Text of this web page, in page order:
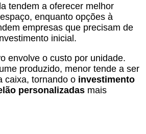
tendem a oferecer melhor
enquanto opções à
empresas que precisam de
inicial.
envolve o custo por unidade.
produzido, menor tende a ser
caixa, tornando o investimento
personalizadas mais